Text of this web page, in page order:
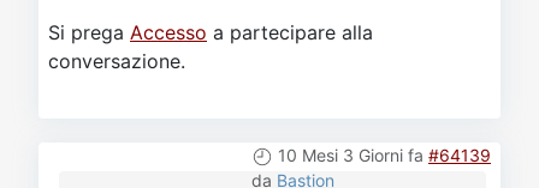
Si prega Accesso a partecipare alla
conversazione.
10 Mesi 3 Giorni fa #64139
da Bastion